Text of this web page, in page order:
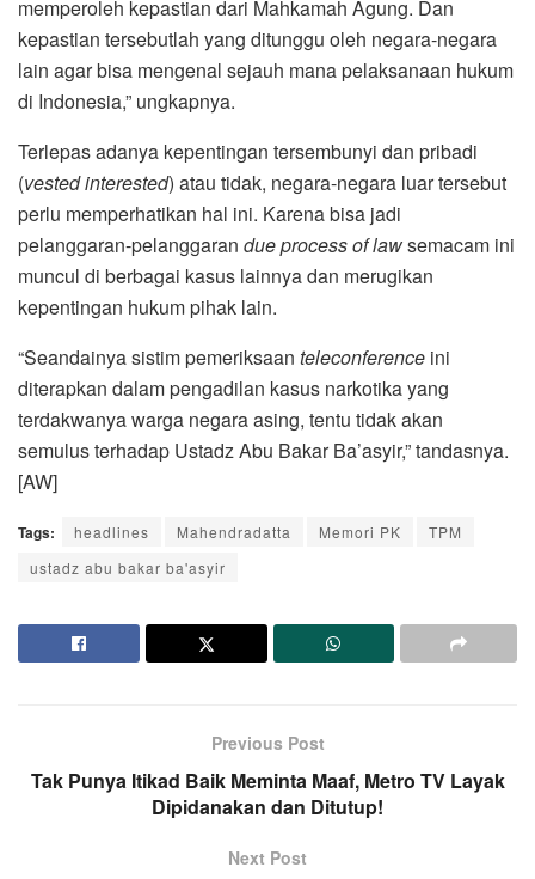
memperoleh kepastian dari Mahkamah Agung. Dan
kepastian tersebutlah yang ditunggu oleh negara-negara
lain agar bisa mengenal sejauh mana pelaksanaan hukum
di Indonesia,” ungkapnya.
Terlepas adanya kepentingan tersembunyi dan pribadi
(vested interested) atau tidak, negara-negara luar tersebut
perlu memperhatikan hal ini. Karena bisa jadi
pelanggaran-pelanggaran due process of lawsemacam ini
muncul di berbagai kasus lainnya dan merugikan
kepentingan hukum pihak lain.
“Seandainya sistim pemeriksaan teleconference ini
diterapkan dalam pengadilan kasus narkotika yang
terdakwanya warga negara asing, tentu tidak akan
semulus terhadap Ustadz Abu Bakar Ba’asyir,” tandasnya.
[AW]
Tags: headlines Mahendradatta Memori PK
TPM
ustadz abu bakar ba'asyir
Previous Post
Tak Punya Itikad Baik Meminta Maaf, Metro TV Layak
Dipidanakan dan Ditutup!
Next Post